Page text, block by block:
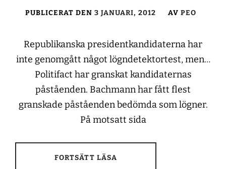
PUBLICERAT DEN 3 JANUARI, 2012 AV PEO
Republikanska presidentkandidaterna har
inte genomgått något lögndetektortest, men…
Politifact har granskat kandidaternas
påståenden. Bachmann har fått flest
granskade påståenden bedömda som lögner.
På motsatt sida
FORTSÄTT LÄSA